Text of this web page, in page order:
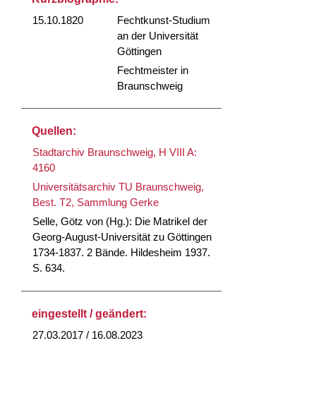
15.10.1820
Fechtkunst-Studium
an der Universität
Göttingen
Fechtmeister in
Braunschweig
Quellen:
Stadtarchiv Braunschweig, H VIII A:
4160
Universitätsarchiv TU Braunschweig,
Best. T2, Sammlung Gerke
Selle, Götz von (Hg.): Die Matrikel der
Georg-August-Universität zu Göttingen
1734-1837. 2 Bände. Hildesheim 1937.
S. 634.
eingestellt / geändert:
27.03.2017 / 16.08.2023